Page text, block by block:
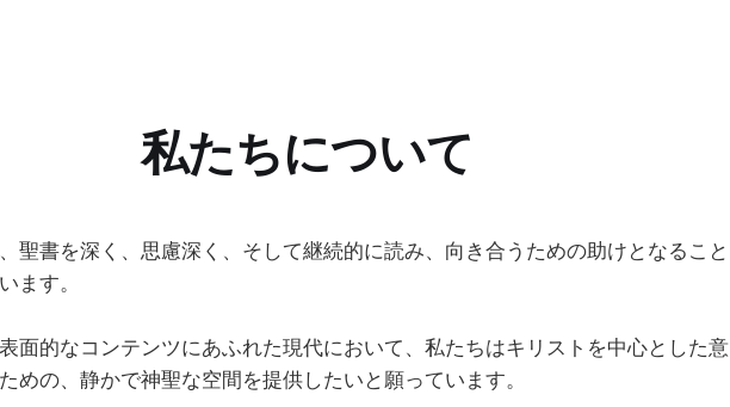
私たちについて
聖書を深く、思慮深く、そして継続的に読み、向き合うための助けとなること
ます。
面的なコンテンツにあふれた現代において、私たちはキリストを中心とした意
めの、静かで神聖な空間を提供したいと願っています。